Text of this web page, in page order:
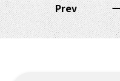
Prev